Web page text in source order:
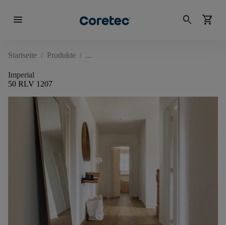
menu search shopping_cart
Startseite / Produkte /
Imperial
50 RLV 1207